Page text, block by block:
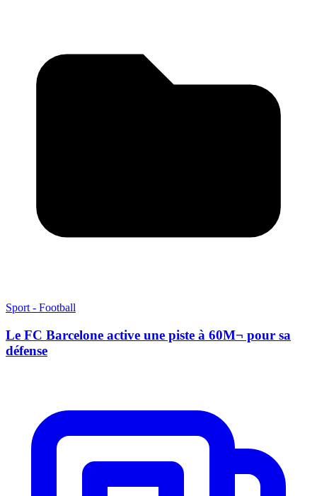
Sport - Football
Le FC Barcelone active une piste à 60M¬ pour sa
défense